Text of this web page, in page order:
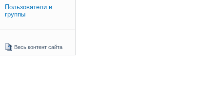
Пользователи и
группы
Весь контент сайта